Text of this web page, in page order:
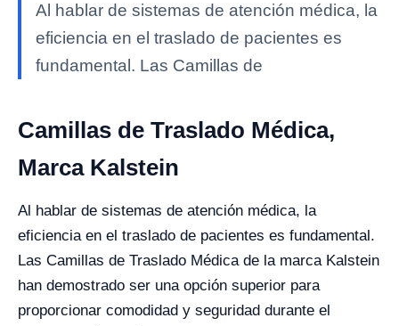
Al hablar de sistemas de atención médica, la
eficiencia en el traslado de pacientes es
fundamental. Las Camillas de
Camillas de Traslado Médica,
Marca Kalstein
Al hablar de sistemas de atención médica, la
eficiencia en el traslado de pacientes es fundamental.
Las Camillas de Traslado Médica de la marca Kalstein
han demostrado ser una opción superior para
proporcionar comodidad y seguridad durante el